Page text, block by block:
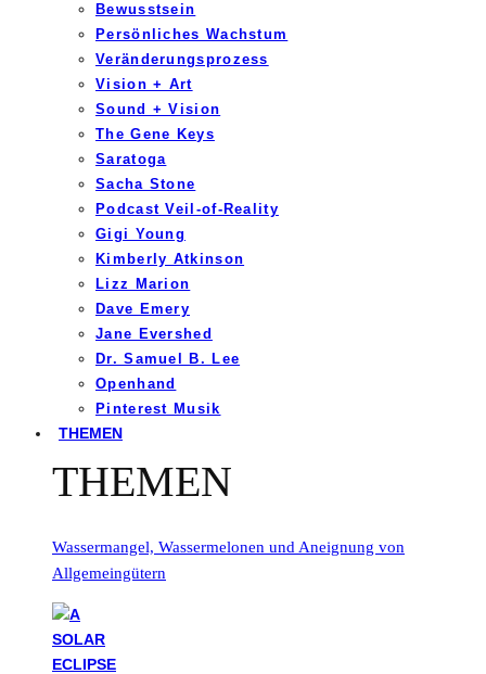
Bewusstsein
Persönliches Wachstum
Veränderungsprozess
Vision + Art
Sound + Vision
The Gene Keys
Saratoga
Sacha Stone
Podcast Veil-of-Reality
Gigi Young
Kimberly Atkinson
Lizz Marion
Dave Emery
Jane Evershed
Dr. Samuel B. Lee
Openhand
Pinterest Musik
THEMEN
THEMEN
Wassermangel, Wassermelonen und Aneignung von
Allgemeingütern